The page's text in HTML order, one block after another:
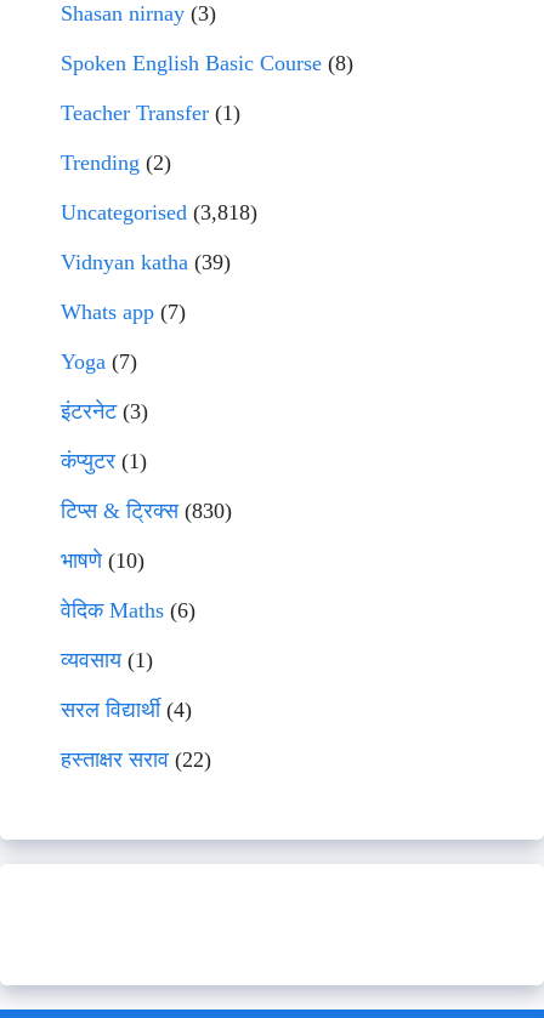
Shasan nirnay (3)
Spoken English Basic Course (8)
Teacher Transfer (1)
Trending (2)
Uncategorised (3,818)
Vidnyan katha (39)
Whats app (7)
Yoga (7)
इंटरनेट(3)
कंप्युटर (1)
टिप्स & ट्रिक्स(830)
भाषणे(10)
वेदिक Maths (6)
व्यवसाय(1)
सरल विद्यार्थी(4)
हस्ताक्षर सराव (22)